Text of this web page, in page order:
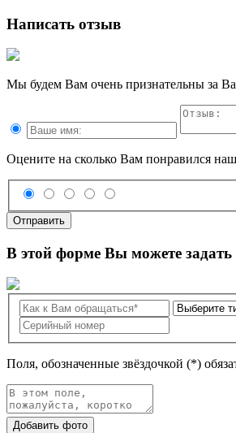
Написать отзыв
Мы будем Вам очень признательны за
Оцените на сколько Вам понравился
Отправить
В этой форме Вы можете
Поля, обозначенные звёздочкой (*)
Добавить фото